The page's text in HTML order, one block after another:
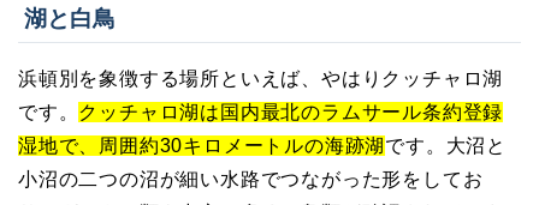
湖と白鳥
浜頓別を象徴する場所といえば、やはりクッチャロ湖
です。 クッチャロ湖は国内最北のラムサール条約登録
湿地で、周囲約30キロメートルの海跡湖 です。大沼と
小沼の二つの沼が細い水路でつながった形をしてお